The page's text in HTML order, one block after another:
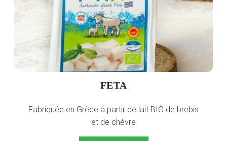
FETA
Fabriquée en Grèce à partir de lait BIO de brebis
et de chèvre